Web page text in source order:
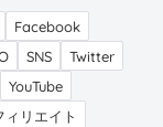
Facebook
SNS
Twitter
YouTube
ィリエイト